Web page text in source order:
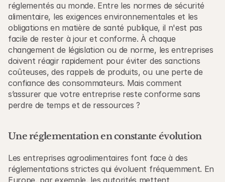
réglementés au monde. Entre les normes de sécurité
alimentaire, les exigences environnementales et les
obligations en matière de santé publique, il n'est pas
facile de rester à jour et conforme. À chaque
changement de législation ou de norme, les entreprises
doivent réagir rapidement pour éviter des sanctions
coûteuses, des rappels de produits, ou une perte de
confiance des consommateurs. Mais comment
s’assurer que votre entreprise reste conforme sans
perdre de temps et de ressources ?
Une réglementation en constante évolution
Les entreprises agroalimentaires font face à des
réglementations strictes qui évoluent fréquemment. En
Europe, par exemple, les autorités mettent